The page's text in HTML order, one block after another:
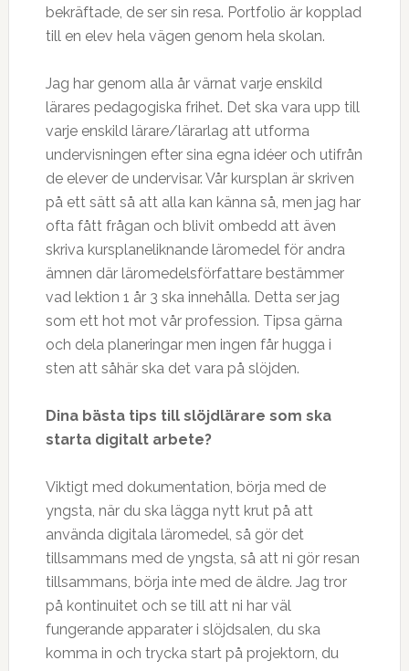
bekräftade, de ser sin resa. Portfolio är kopplad
till en elev hela vägen genom hela skolan.
Jag har genom alla år värnat varje enskild
lärares pedagogiska frihet. Det ska vara upp till
varje enskild lärare/lärarlag att utforma
undervisningen efter sina egna idéer och utifrån
de elever de undervisar. Vår kursplan är skriven
på ett sätt så att alla kan känna så, men jag har
ofta fått frågan och blivit ombedd att även
skriva kursplaneliknande läromedel för andra
ämnen där läromedelsförfattare bestämmer
vad lektion 1 år 3 ska innehålla. Detta ser jag
som ett hot mot vår profession. Tipsa gärna
och dela planeringar men ingen får hugga i
sten att såhär ska det vara på slöjden.
Dina bästa tips till slöjdlärare som ska
starta digitalt arbete?
Viktigt med dokumentation, börja med de
yngsta, när du ska lägga nytt krut på att
använda digitala läromedel, så gör det
tillsammans med de yngsta, så att ni gör resan
tillsammans, börja inte med de äldre. Jag tror
på kontinuitet och se till att ni har väl
fungerande apparater i slöjdsalen, du ska
komma in och trycka start på projektorn, du